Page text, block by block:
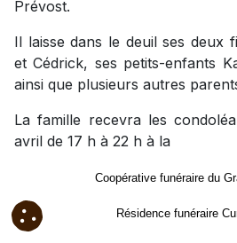
Prévost.
Il laisse dans le deuil ses deux
et Cédrick, ses petits-enfants
ainsi que plusieurs autres
La famille recevra les
avril de 17 h à 22 h à la
Coopérative funéraire du
Résidence funéraire